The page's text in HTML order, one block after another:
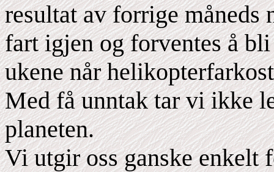
resultat av forrige måneds
fart igjen og forventes å
ukene når
Med få unntak tar vi ikke
planeten.
Vi utgir oss ganske enkelt